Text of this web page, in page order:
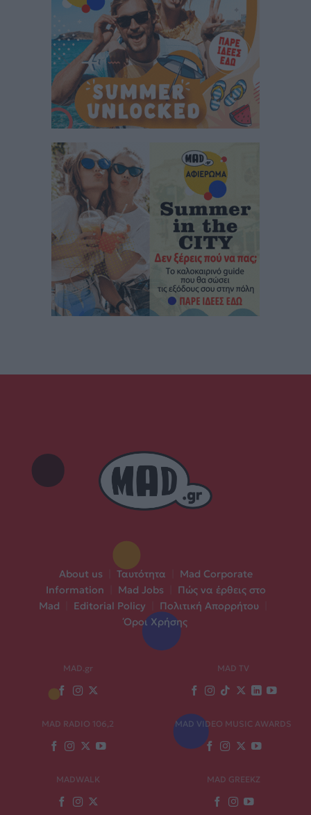
About us Ταυτότητα
Mad Corporate
Information
Mad Jobs
Πώς να έρθεις στο
Mad
Editorial Policy Πολιτική Απορρήτου
Όροι Χρήσης
MAD.gr MAD TV
MAD RADIO 106,2 MAD VIDEO MUSIC AWARDS
MADWALK MAD GREEKZ